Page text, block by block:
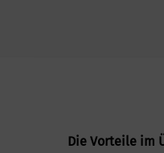
Die Vorteile im